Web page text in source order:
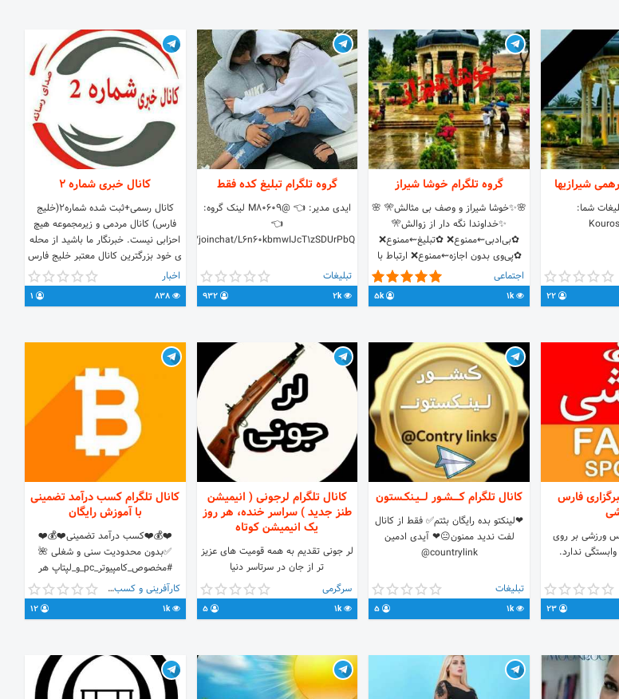
پنل خدمات اینستاگرام با نازلترین قیمت
مرتبه به صورت خودکار به مدت 30 روز
در گروه (تبلیغ رایگان) ارسال شود پس با
این قابلیت دیگر نیازی نیست هر روز
تبلیغتان را به صورت دستی در گروه
اضافه کنید ❗️ ✴️ این قابلیت در چندین
روز تاثیر بسیار خوبی در دیده شدن تبلیغ
شما دارد.
شیرازیها
شما:
22
گروه تلگرام خوشا شیراز
🌸✨خوشا شیراز و وصف بی مثالش🎌 🌸
✨خداوندا نگه دار از زوالش🎌
✿بی‌ادبی⇜ممنوع❌ ✿تبلیغ⇜ممنوع❌
✿پی‌وی بدون اجازه⇜ممنوع❌ ارتباط با
مدیر: @samsam186
https://t.me/joinchat/Fm9mWEsyf9RVTeQp9iKEQQ
گروه دوم ما:❀✯❀
اجتماعی
1k
5k
گروه تلگرام تبلیغ کده فقط
ایدی مدیر: 👈 @M80609 لینک گروه:
👈
https://t.me/joinchat/L6n60kbmwIJcT1zSDUrPbQ
تبلیغات
2k
932
کانال خبری شماره ۲
کانال رسمی+ثبت شده شماره۲(خلیج
فارس) کانال مردمی و زیرمجموعه هیچ
احزابی نیست. خبرنگار ما باشید از محله
ی خود بزرگترین کانال معتبر خلیج فارس
اخبار
838
فارس
ورزشی بر روی
ندارد.
23
کانال تلگرام کــــشـور لـــیـنکـستون
❤لینکتو بده رایگان بثتم✅ فقط از کانال
لفت ندید ممنون😐❤ آیدی ادمین
countrylink@
تبلیغات
1k
5
کانال تلگرام لرجونی ( انیمیشن
طنز جدید ) سراسر خنده، هر روز
یک انیمیشن کوتاه
لر جونی تقدیم به همه قومیت های عزیز
تر از جان در سرتاسر دنیا
Instagram.com/lorjooni ارتباط با
ادمین @lorjooniadmin
سرگرمی
1k
5
کانال تلگرام کسب درآمد تضمینی
با آموزش رایگان
❤️💰❤️کسب درآمد تضمینی❤️💰❤️
✅بدون محدودیت سنی و شغلی 🌺
#مخصوص_کامپیوتر_pc_و_لپتاپ هر
چقدر هم پوکیده باشه مهم نیست ✅
کانال ما برای آموزش 👇 🆔
@kaseb_BTC
کارآفرینی و کسب و کار
1k
12